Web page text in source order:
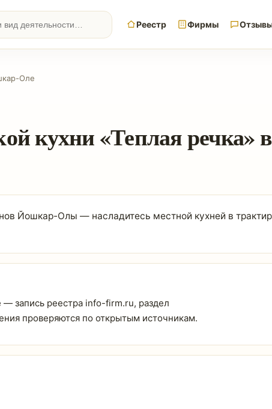
Реестр Фирмы
Оле
кухни «Теплая
Йошкар-Олы — насладитесь местной кухней в
запись реестра info-firm.ru, раздел
проверяются по открытым источникам.